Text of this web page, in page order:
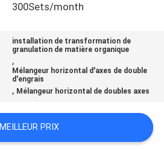
300Sets/month
installation de transformation de
granulation de matière organique
,
Mélangeur horizontal d'axes de double
d'engrais
, Mélangeur horizontal de doubles axes
MEILLEUR PRIX